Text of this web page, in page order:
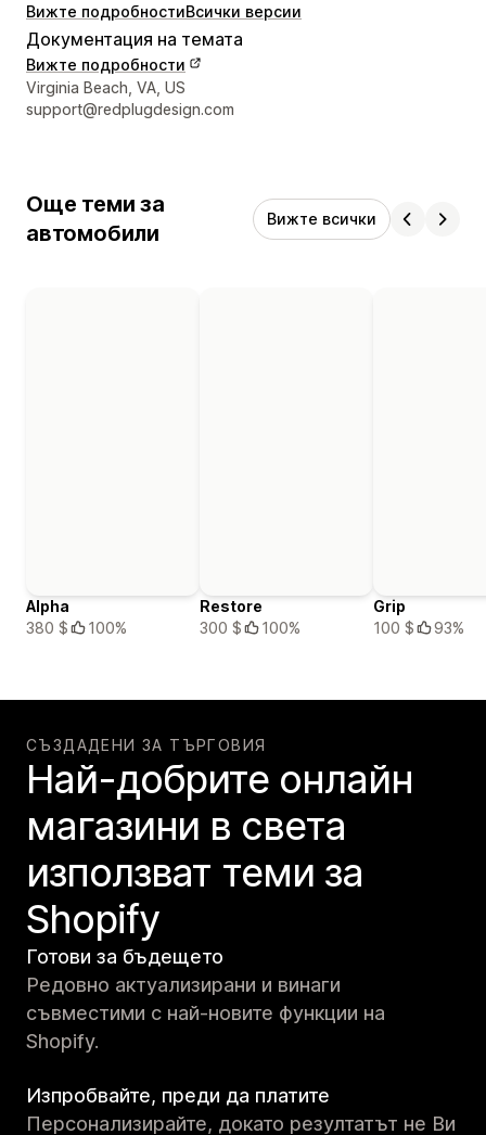
Вижте подробностиВсички версии
Документация на темата
Вижте подробности
Данни за връзка с дизайнера
Virginia Beach, VA, US
support@redplugdesign.com
Още теми за
автомобили
Вижте всички
Alpha
380 $
100%
Restore
300 $
100%
Grip
100 $
93%
СЪЗДАДЕНИ ЗА ТЪРГОВИЯ
Най-добрите онлайн
магазини в света
използват теми за
Shopify
Готови за бъдещето
Редовно актуализирани и винаги
съвместими с най-новите функции на
Shopify.
Изпробвайте, преди да платите
Персонализирайте, докато резултатът не Ви